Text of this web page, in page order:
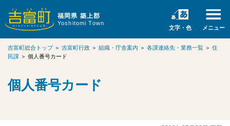
福岡県 築上郡
Yoshitomi Town
文字・色 メニュー
吉富町総合トップ＞ 吉富町行政 ＞ 組織・庁舎案内 ＞ 各課連絡先・業務一覧 ＞ 住
民課 ＞ 個人番号カード
個人番号カード